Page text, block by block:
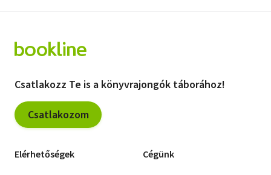
Csatlakozz Te is a könyvrajongók táborához!
Csatlakozom
Elérhetőségek Cégünk